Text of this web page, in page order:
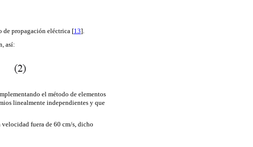
de propagación eléctrica [13].
así:
el método de elementos
linealmente independientes y que
fuera de 60 cm/s, dicho